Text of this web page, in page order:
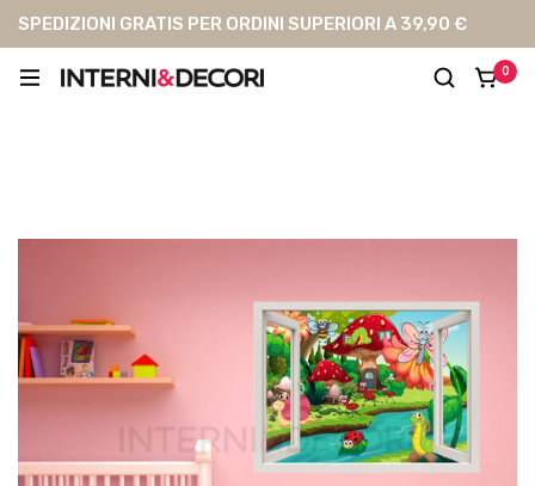
SPEDIZIONI GRATIS PER ORDINI SUPERIORI A 39,90 €
0